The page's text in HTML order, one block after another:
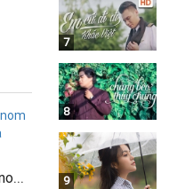
Venom stop motion venom chiến đấu với người sắt và người nhện
7
8
9